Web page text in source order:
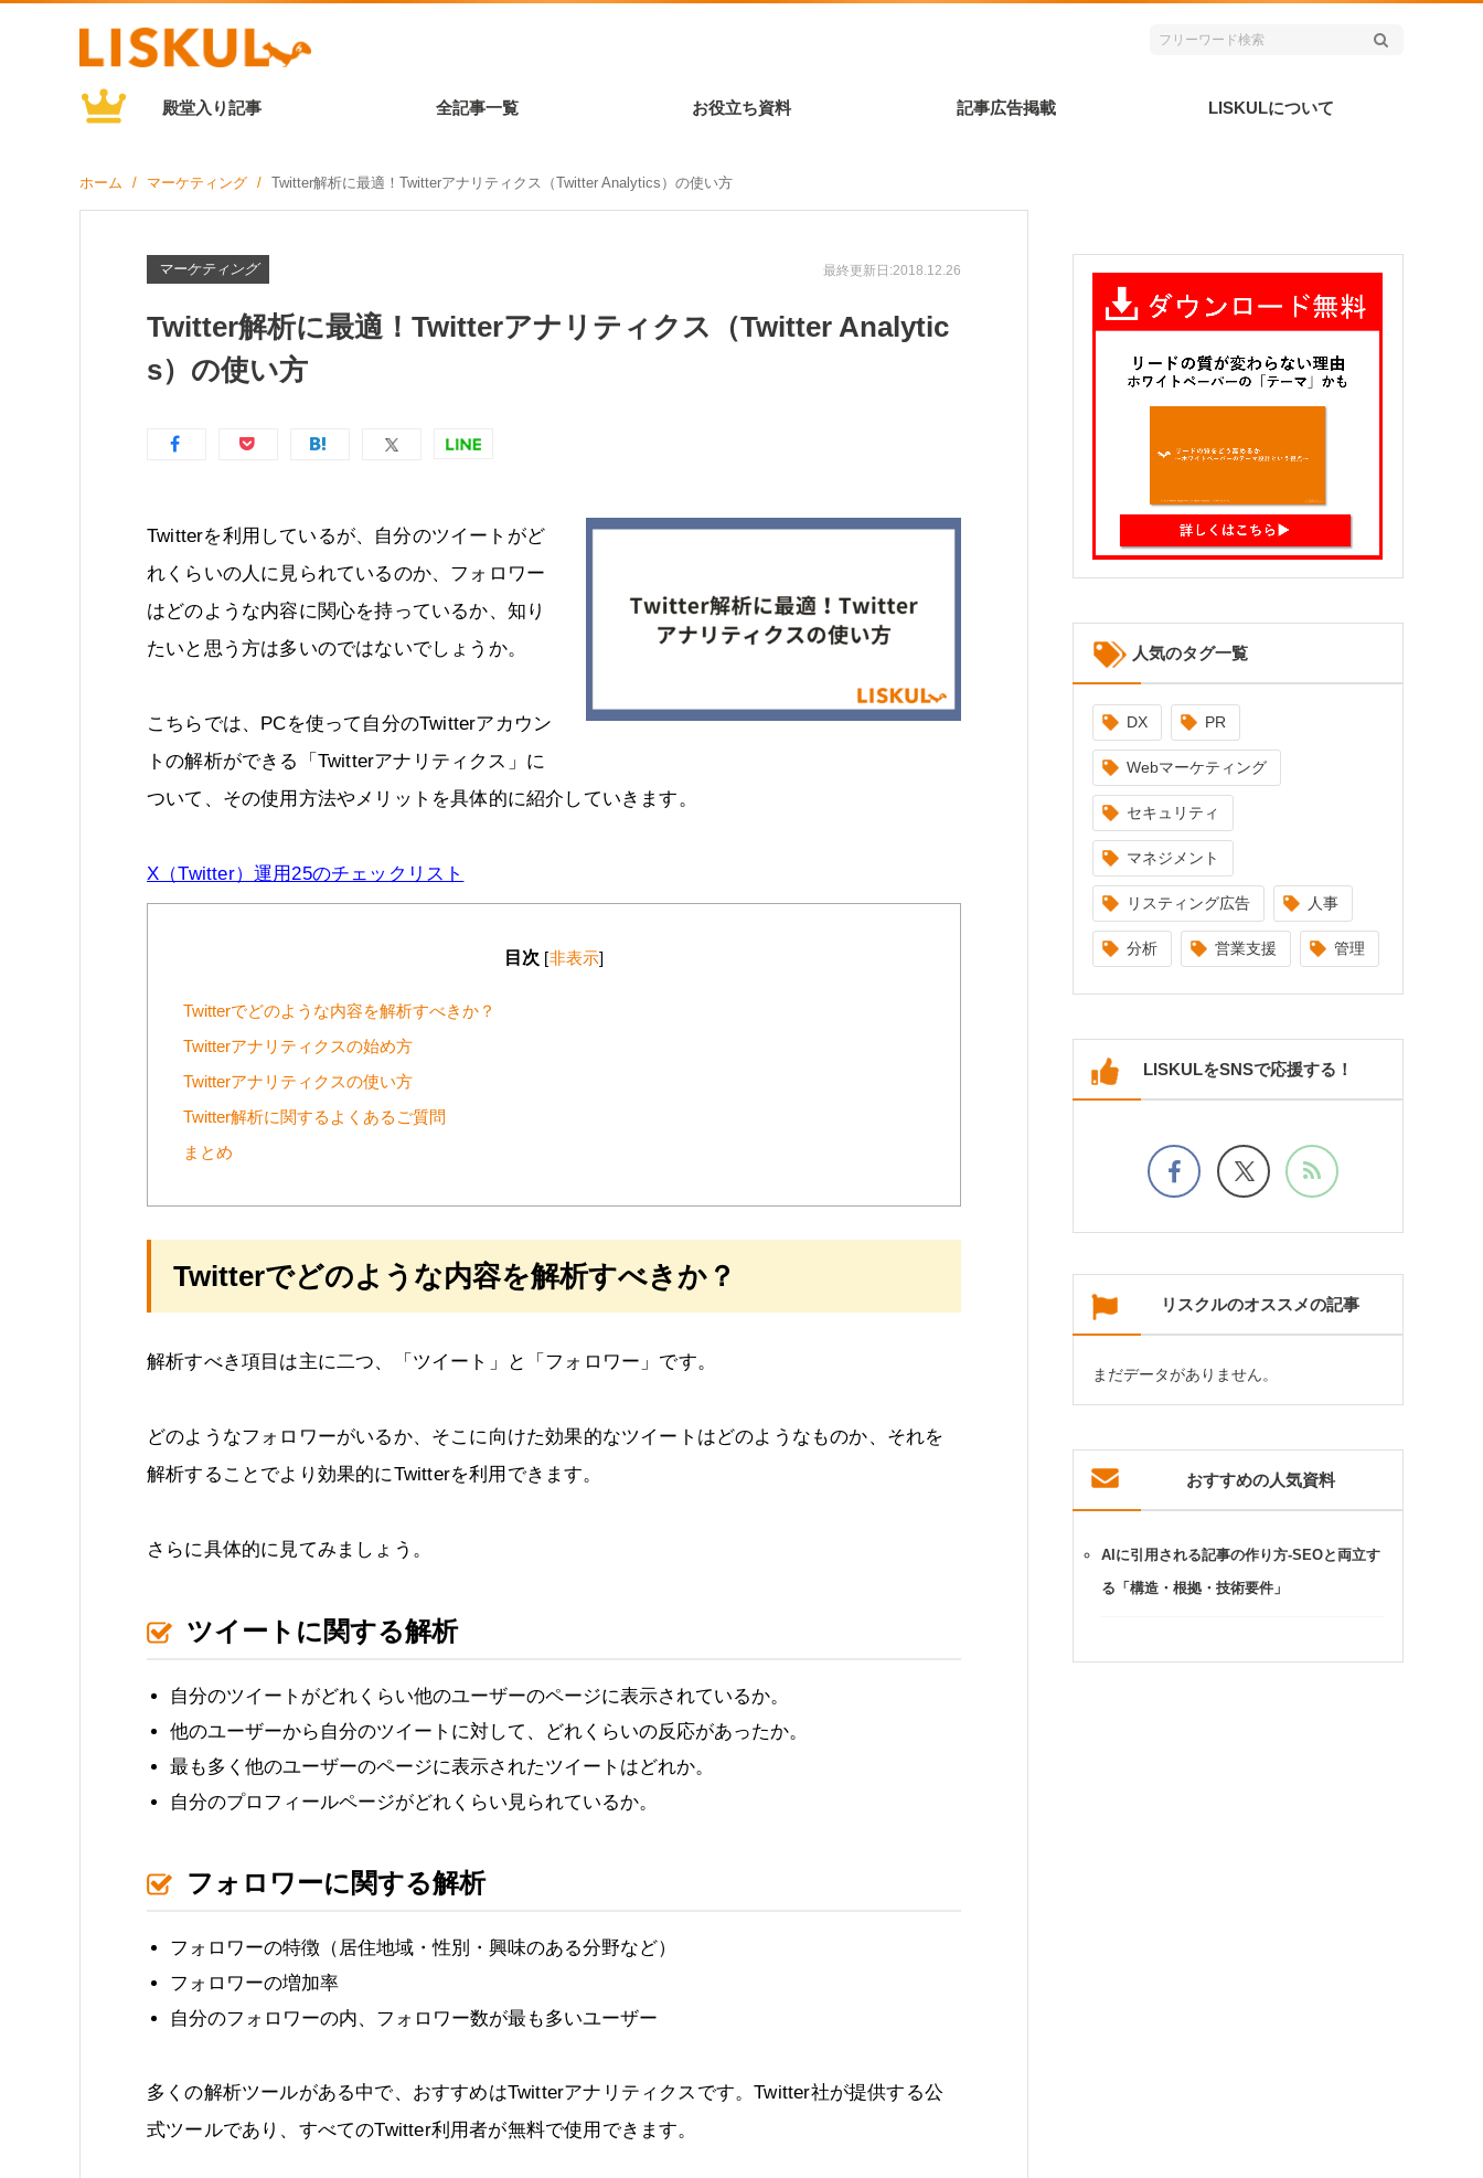
殿堂入り記事 全記事一覧 お役立ち資料 記事広告掲載 LISKULについて
ホーム マーケティング Twitter解析に最適！Twitterアナリティクス（Twitter Analytics）の使い方
マーケティング 最終更新日:2018.12.26
Twitter解析に最適！Twitterアナリティクス（Twitter Analytic
s）の使い方
Twitterを利用しているが、自分のツイートがど
れくらいの人に見られているのか、フォロワー
はどのような内容に関心を持っているか、知り
たいと思う方は多いのではないでしょうか。
こちらでは、PCを使って自分のTwitterアカウン
トの解析ができる「Twitterアナリティクス」に
ついて、その使用方法やメリットを具体的に紹介していきます。
X（Twitter）運用25のチェックリスト
目次 [非表示]
Twitterでどのような内容を解析すべきか？
Twitterアナリティクスの始め方
Twitterアナリティクスの使い方
Twitter解析に関するよくあるご質問
まとめ
Twitterでどのような内容を解析すべきか？
解析すべき項目は主に二つ、「ツイート」と「フォロワー」です。
どのようなフォロワーがいるか、そこに向けた効果的なツイートはどのようなものか、それを
解析することでより効果的にTwitterを利用できます。
さらに具体的に見てみましょう。
ツイートに関する解析
自分のツイートがどれくらい他のユーザーのページに表示されているか。
他のユーザーから自分のツイートに対して、どれくらいの反応があったか。
最も多く他のユーザーのページに表示されたツイートはどれか。
自分のプロフィールページがどれくらい見られているか。
フォロワーに関する解析
フォロワーの特徴（居住地域・性別・興味のある分野など）
フォロワーの増加率
自分のフォロワーの内、フォロワー数が最も多いユーザー
多くの解析ツールがある中で、おすすめはTwitterアナリティクスです。Twitter社が提供する公
式ツールであり、すべてのTwitter利用者が無料で使用できます。
人気のタグ一覧
DX PR
Webマーケティング
セキュリティ
マネジメント
リスティング広告 人事
分析 営業支援 管理
LISKULをSNSで応援する！
リスクルのオススメの記事
まだデータがありません。
おすすめの人気資料
AIに引用される記事の作り方-SEOと両立す
る「構造・根拠・技術要件」